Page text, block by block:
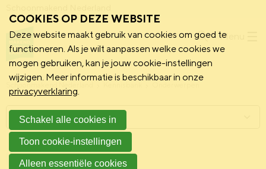
Menu
Schoonmakend Nederland
Nieuws 19 juni 2026
Menu
COOKIES OP DEZE WEBSITE
Deze website maakt gebruik van cookies om goed te
functioneren. Als je wilt aanpassen welke cookies we
mogen gebruiken, kan je jouw cookie-instellingen
wijzigen. Meer informatie is beschikbaar in onze
privacyverklaring.
Schakel alle cookies in
Toon cookie-instellingen
Alleen essentiële cookies